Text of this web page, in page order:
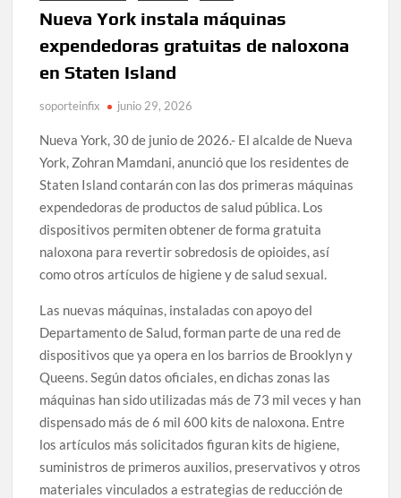
Nueva York instala máquinas
expendedoras gratuitas de naloxona
en Staten Island
soporteinfix junio 29, 2026
Nueva York, 30 de junio de 2026.- El alcalde de Nueva
York, Zohran Mamdani, anunció que los residentes de
Staten Island contarán con las dos primeras máquinas
expendedoras de productos de salud pública. Los
dispositivos permiten obtener de forma gratuita
naloxona para revertir sobredosis de opioides, así
como otros artículos de higiene y de salud sexual.
Las nuevas máquinas, instaladas con apoyo del
Departamento de Salud, forman parte de una red de
dispositivos que ya opera en los barrios de Brooklyn y
Queens. Según datos oficiales, en dichas zonas las
máquinas han sido utilizadas más de 73 mil veces y han
dispensado más de 6 mil 600 kits de naloxona. Entre
los artículos más solicitados figuran kits de higiene,
suministros de primeros auxilios, preservativos y otros
materiales vinculados a estrategias de reducción de